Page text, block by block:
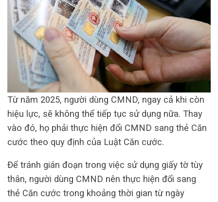
Từ năm 2025, người dùng CMND, ngay cả khi còn
hiệu lực, sẽ không thể tiếp tục sử dụng nữa. Thay
vào đó, họ phải thực hiện đổi CMND sang thẻ Căn
cước theo quy định của Luật Căn cước.
Để tránh gián đoạn trong việc sử dụng giấy tờ tùy
thân, người dùng CMND nên thực hiện đổi sang
thẻ Căn cước trong khoảng thời gian từ ngày